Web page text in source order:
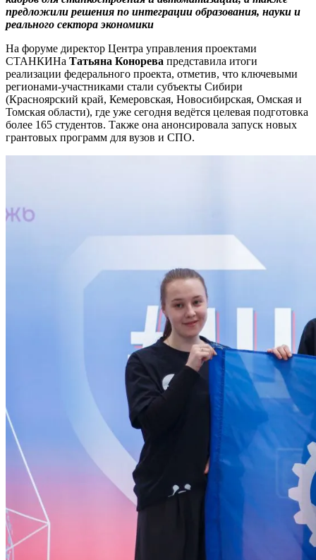
предложили решения по интеграции образования, науки и
реального сектора экономики
На форуме директор Центра управления проектами
СТАНКИНа Татьяна Конорева представила итоги
реализации федерального проекта, отметив, что ключевыми
регионами-участниками стали субъекты Сибири
(Красноярский край, Кемеровская, Новосибирская, Омская и
Томская области), где уже сегодня ведётся целевая подготовка
более 165 студентов. Также она анонсировала запуск новых
грантовых программ для вузов и СПО.